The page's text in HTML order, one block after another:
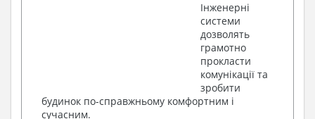
Фасади з даними зовнішніх оздоблень
Елементи прорізів – специфікація
Дані перемичок – перетин та специфікація
Обсяги основних будівельних матеріалів
Архітектурні вузли в конструкціях
2. До складу Конструктивного розділу
Інженерні
системи
дозволять
грамотно
прокласти
комунікації та
зробити
будинок по-справжньому комфортним і
сучасним.